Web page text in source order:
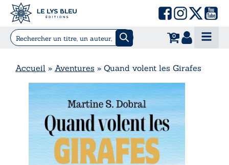
0
Accueil » Aventures » Quand volent les Girafes